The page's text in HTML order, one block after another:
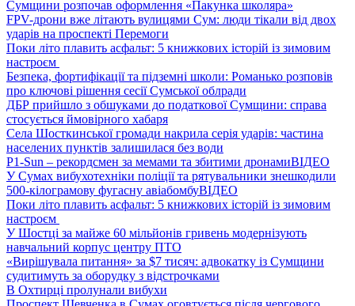
Сумщини розпочав оформлення «Пакунка школяра»
FPV-дрони вже літають вулицями Сум: люди тікали від двох
ударів на проспекті Перемоги
Поки літо плавить асфальт: 5 книжкових історій із зимовим
настроєм
Безпека, фортифікації та підземні школи: Романько розповів
про ключові рішення сесії Сумської облради
ДБР прийшло з обшуками до податкової Сумщини: справа
стосується ймовірного хабаря
Села Шосткинської громади накрила серія ударів: частина
населених пунктів залишилася без води
P1-Sun – рекордсмен за мемами та збитими дронамиВІДЕО
У Сумах вибухотехніки поліції та рятувальники знешкодили
500-кілограмову фугасну авіабомбуВІДЕО
Поки літо плавить асфальт: 5 книжкових історій із зимовим
настроєм
У Шостці за майже 60 мільйонів гривень модернізують
навчальний корпус центру ПТО
«Вирішувала питання» за $7 тисяч: адвокатку із Сумщини
судитимуть за оборудку з відстрочками
В Охтирці пролунали вибухи